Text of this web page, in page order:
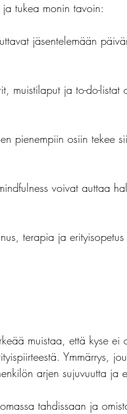
tukea monin tavoin:
jäsentelemään
muistilaput ja to-do-listat
pienempiin osiin tekee
voivat auttaa
terapia ja
muistaa, että kyse ei
Ymmärrys,
arjen sujuvuutta ja
tahdissaan ja